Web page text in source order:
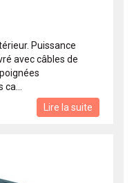
Puissance
avec câbles de
Lire la suite